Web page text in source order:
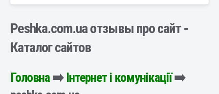
Peshka.com.ua отзывы про сайт -
Каталог сайтов
Головна➡️ Інтернет і комунікації➡️